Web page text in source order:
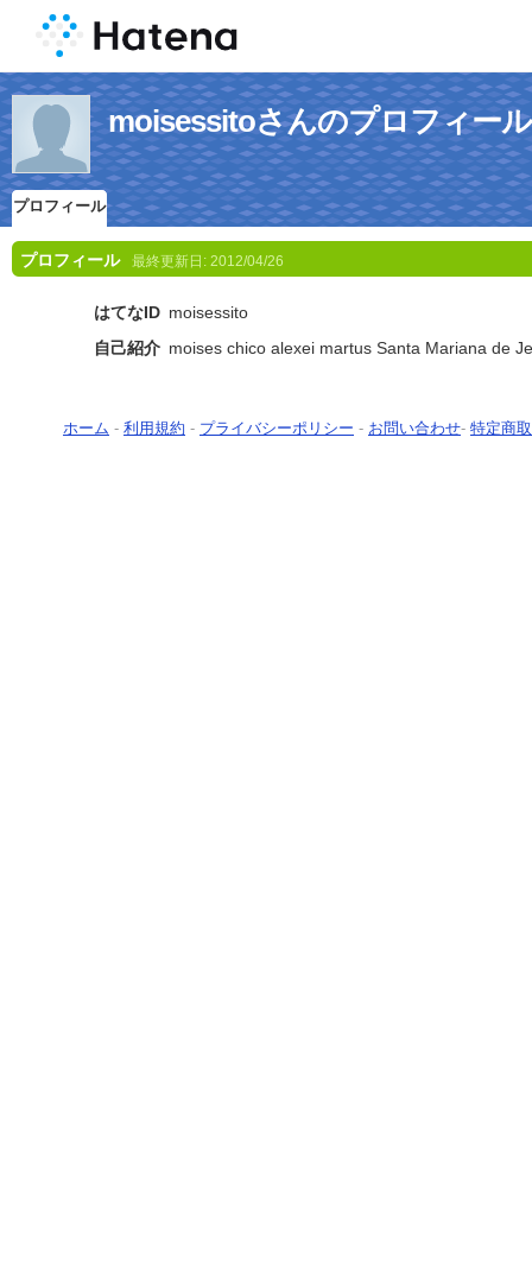
moisessitoさんのプロフィール
プロフィール
プロフィール 最終更新日: 2012/04/26
はてなID moisessito
自己紹介 moises chico alexei martus Santa Mariana de
ホーム - 利用規約 - プライバシーポリシー - お問い合わせ- 特定商